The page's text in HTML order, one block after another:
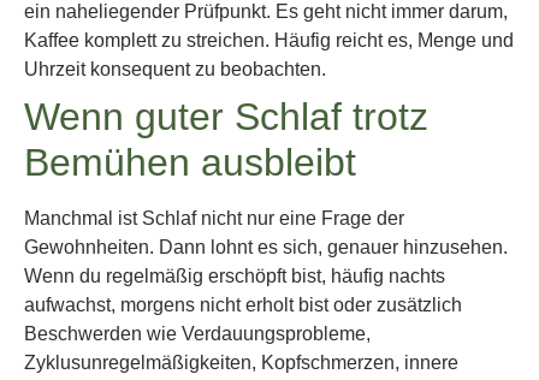
ein naheliegender Prüfpunkt. Es geht nicht immer darum,
Kaffee komplett zu streichen. Häufig reicht es, Menge und
Uhrzeit konsequent zu beobachten.
Wenn guter Schlaf trotz
Bemühen ausbleibt
Manchmal ist Schlaf nicht nur eine Frage der
Gewohnheiten. Dann lohnt es sich, genauer hinzusehen.
Wenn du regelmäßig erschöpft bist, häufig nachts
aufwachst, morgens nicht erholt bist oder zusätzlich
Beschwerden wie Verdauungsprobleme,
Zyklusunregelmäßigkeiten, Kopfschmerzen, innere